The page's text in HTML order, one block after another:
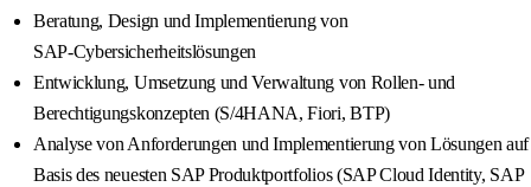
Beratung, Design und Implementierung von
SAP‑Cybersicherheitslösungen
Entwicklung, Umsetzung und Verwaltung von Rollen‑ und
Berechtigungskonzepten (S/4HANA, Fiori, BTP)
Analyse von Anforderungen und Implementierung von Lösungen auf
Basis des neuesten SAP Produktportfolios (SAP Cloud Identity, SAP